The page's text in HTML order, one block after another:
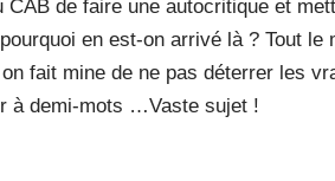
CAB de faire une autocritique et
en est-on arrivé là ? Tout
fait mine de ne pas déterrer les
à demi-mots …Vaste sujet !